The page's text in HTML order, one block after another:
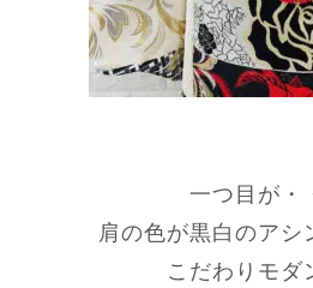
一つ目が・
肩の色が黒白のアシ
こだわりモダ